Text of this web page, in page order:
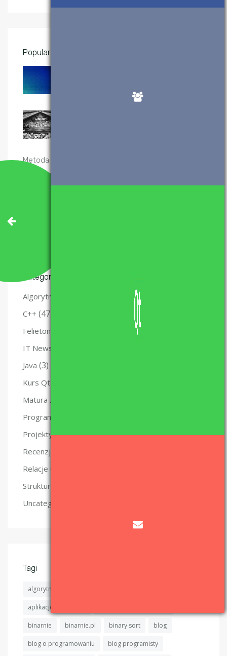
Popularne wpisy
Metoda Newtona-Raphsona – implementacje
23 KWIETNIA, 2017
Kategorie
Algorytmy
C++ (47)
Felietony
IT News Flash
Java (3)
Kurs Qt
Matura z informatyki – nauka i materiały.
Programowanie
Projekty(5)
Recenzje
Relacje
Struktury danych
Uncategorized
Tagi
algorytm
aplikacje okienkowe
binarnie binarnie.pl binary sort blog
blog o programowaniu blog programisty